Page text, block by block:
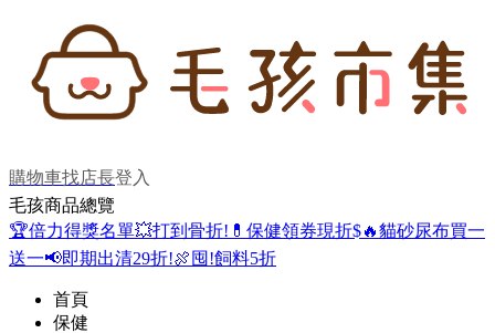
購物車找店長登入
毛孩商品總覽
🏆倍力得獎名單💥打到骨折! 💊保健領券現折$🔥貓砂尿布買一
送一📢即期出清29折!🍖囤!飼料5折
首頁
保健